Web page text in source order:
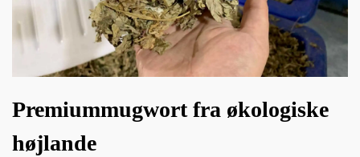
Premiummugwort fra økologiske
højlande